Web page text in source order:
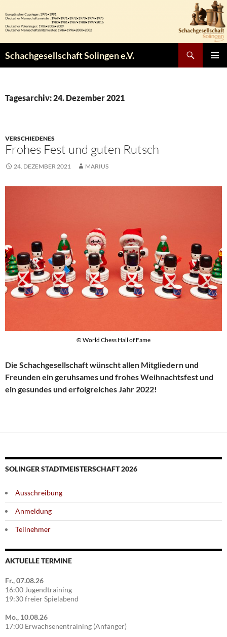
Inhalt
springen
Schachgesellschaft Solingen e.V.
Tagesarchiv: 24. Dezember 2021
VERSCHIEDENES
Frohes Fest und guten Rutsch
24. DEZEMBER 2021 MARIUS
© World Chess Hall of Fame
Die Schachgesellschaft wünscht allen Mitgliedern und
Freunden ein geruhsames und frohes Weihnachtsfest und
ein gesundes und erfolgreiches Jahr 2022!
SOLINGER STADTMEISTERSCHAFT 2026
Ausschreibung
Anmeldung
Teilnehmer
AKTUELLE TERMINE
Fr., 07.08.26
16:00 Jugendtraining
19:30 freier Spielabend
Mo., 10.08.26
17:00 Erwachsenentraining (Anfänger)